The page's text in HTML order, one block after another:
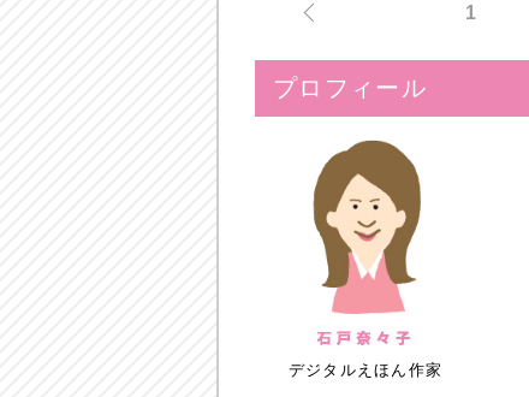
1
プロフィール
デジタルえほん作家